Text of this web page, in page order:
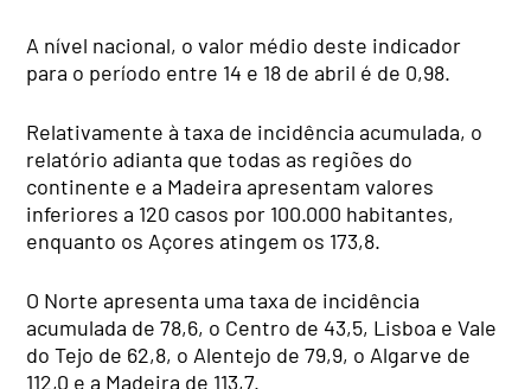
A nível nacional, o valor médio deste indicador
para o período entre 14 e 18 de abril é de 0,98.
Relativamente à taxa de incidência acumulada, o
relatório adianta que todas as regiões do
continente e a Madeira apresentam valores
inferiores a 120 casos por 100.000 habitantes,
enquanto os Açores atingem os 173,8.
O Norte apresenta uma taxa de incidência
acumulada de 78,6, o Centro de 43,5, Lisboa e Vale
do Tejo de 62,8, o Alentejo de 79,9, o Algarve de
112,0 e a Madeira de 113,7.